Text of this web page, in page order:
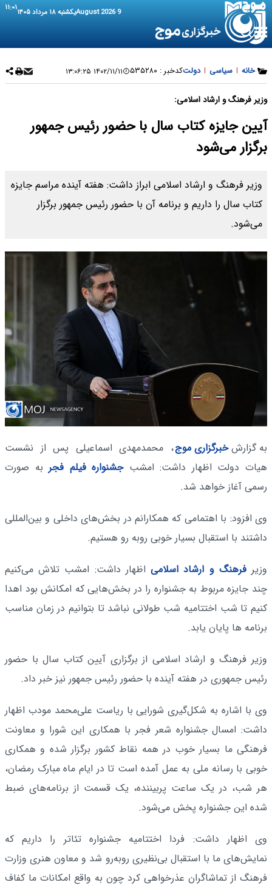
9 August 2026 یکشنبه ۱۸ مرداد ۱۴۰۵ ۱۱:۰۱
خانه | سیاسی | دولتکدخبر : ۵۳۵۲۸۰ ۱۴۰۲/۱۱/۱۱ ۱۳:۰۶:۲۵
وزیر فرهنگ و ارشاد اسلامی:
آیین جایزه کتاب سال با حضور رئیس جمهور
برگزار می‌شود
وزیر فرهنگ و ارشاد اسلامی ابراز داشت: هفته آینده مراسم جایزه
کتاب سال را داریم و برنامه آن با حضور رئیس جمهور برگزار
می‌شود.
به گزارشخبرگزاری موج، محمدمهدی اسماعیلی پس از نشست
هیات دولت اظهار داشت: امشبجشنواره فیلم فجربه صورت
رسمی آغاز خواهد شد.
وی افزود: با اهتمامی که همکارانم در بخش‌های داخلی و بین‌المللی
داشتند با استقبال بسیار خوبی روبه رو هستیم.
وزیرفرهنگ و ارشاد اسلامیاظهار داشت: امشب تلاش می‌کنیم
چند جایزه مربوط به جشنواره را در بخش‌هایی که امکانش بود اهدا
کنیم تا شب اختتامیه شب طولانی نباشد تا بتوانیم در زمان مناسب
برنامه ها پایان یابد.
وزیر فرهنگ و ارشاد اسلامی از برگزاری آیین کتاب سال با حضور
رئیس جمهوری در هفته آینده با حضور رئیس جمهور نیز خبر داد.
وی با اشاره به شکل‌گیری شورایی با ریاست علی‌محمد مودب اظهار
داشت: امسال جشنواره شعر فجر با همکاری این شورا و معاونت
فرهنگی ما بسیار خوب در همه نقاط کشور برگزار شده و همکاری
خوبی با رسانه ملی به عمل آمده است تا در ایام ماه مبارک رمضان،
هر شب، در یک ساعت پربیننده، یک قسمت از برنامه‌های ضبط
شده این جشنواره پخش می‌شود.
وی اظهار داشت: فردا اختتامیه جشنواره تئاتر را داریم که
نمایش‌های ما با استقبال بی‌نظیری روبه‌رو شد و معاون هنری وزارت
فرهنگ از تماشاگران عذرخواهی کرد چون به واقع امکانات ما کفاف